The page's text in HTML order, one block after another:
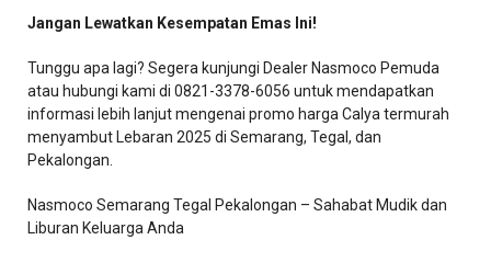
Jangan Lewatkan Kesempatan Emas Ini!
Tunggu apa lagi? Segera kunjungi Dealer Nasmoco Pemuda
atau hubungi kami di 0821-3378-6056 untuk mendapatkan
informasi lebih lanjut mengenai promo harga Calya termurah
menyambut Lebaran 2025 di Semarang, Tegal, dan
Pekalongan.
Nasmoco Semarang Tegal Pekalongan – Sahabat Mudik dan
Liburan Keluarga Anda